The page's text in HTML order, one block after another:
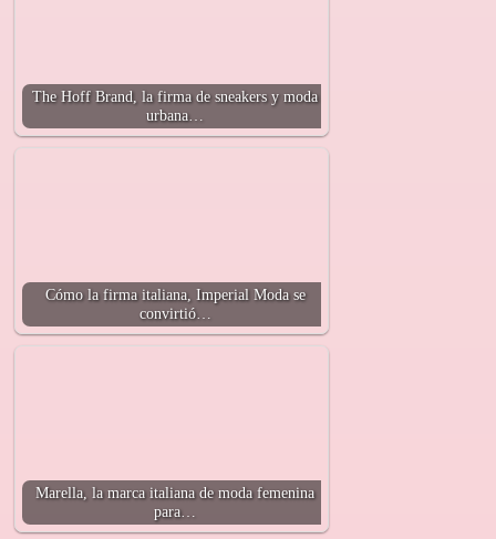
The Hoff Brand, la firma de sneakers y moda
urbana…
Cómo la firma italiana, Imperial Moda se
convirtió…
Marella, la marca italiana de moda femenina
para…